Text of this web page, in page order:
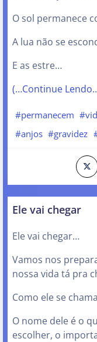
O sol permanece
A lua não se
E as estre…
(…Continue
#permanecem
#anjos #gravidez
Ele vai chegar
Ele vai chegar…
Vamos nos
nossa vida tá pra
Como ele se
O nome dele é o
escolher, o